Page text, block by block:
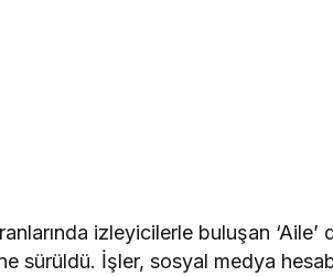
izleyicilerle buluşan
sürüldü. İşler, sosyal medya